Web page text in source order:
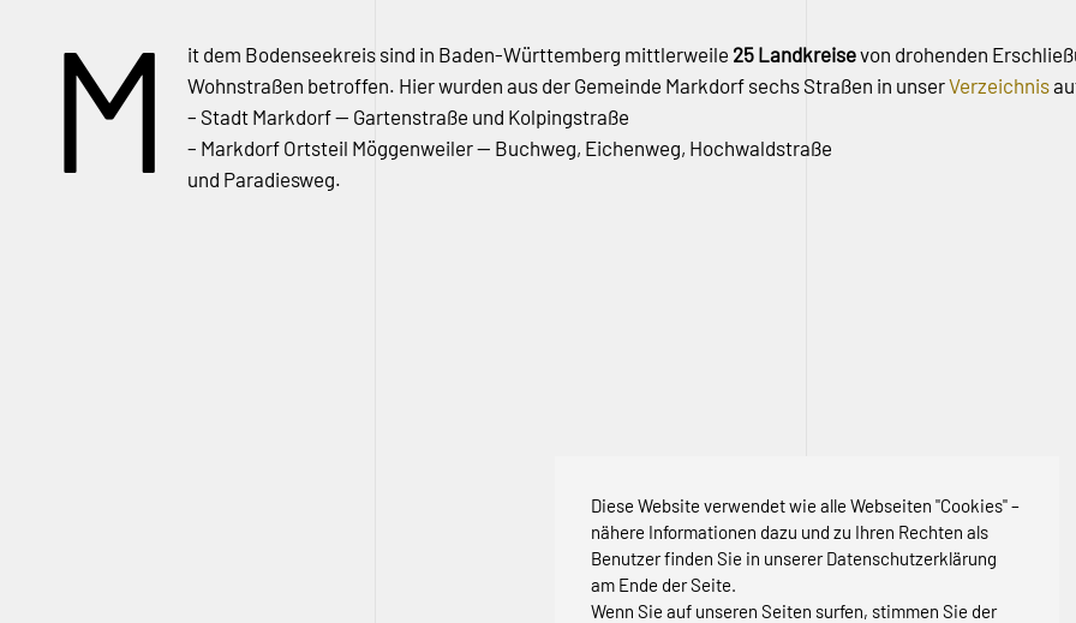
Diese Website verwendet wie alle Webseiten "Cookies" –
nähere Informationen dazu und zu Ihren Rechten als
Benutzer finden Sie in unserer Datenschutzerklärung
am Ende der Seite.
Wenn Sie auf unseren Seiten surfen, stimmen Sie der
M it dem Bodenseekreis sind in Baden-Württemberg mittlerweile 25 Landkreisevon drohenden
Wohnstraßen betroffen. Hier wurden aus der Gemeinde Markdorf sechs Straßen in unserVerzeichnis
– Stadt Markdorf — Gartenstraße und Kolpingstraße
– Markdorf Ortsteil Möggenweiler — Buchweg, Eichenweg, Hochwaldstraße
und Paradiesweg.